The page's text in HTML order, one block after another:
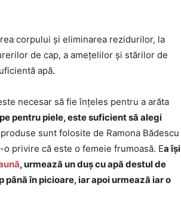
corpului și eliminarea rezidurilor, la
de cap, a amețelilor și stărilor de
apă.
necesar să fie înțeles pentru a arăta
pentru piele, este suficient să alegi
sunt folosite de Ramona Bădescu
privire că este o femeie frumoasă. Ea își
, urmează un duș cu apă destul de
până în picioare, iar apoi urmează iar o